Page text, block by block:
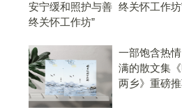
终关怀工作坊
一部饱含热
满的散文集
两乡》重磅